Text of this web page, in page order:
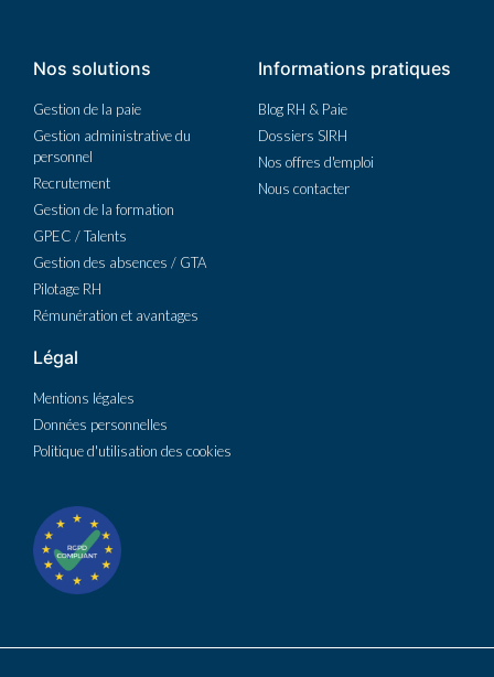
Nos solutions
Gestion de la paie
Gestion administrative du
personnel
Recrutement
Gestion de la formation
GPEC / Talents
Gestion des absences / GTA
Pilotage RH
Rémunération et avantages
Informations pratiques
Blog RH & Paie
Dossiers SIRH
Nos offres d'emploi
Nous contacter
Légal
Mentions légales
Données personnelles
Politique d'utilisation des cookies